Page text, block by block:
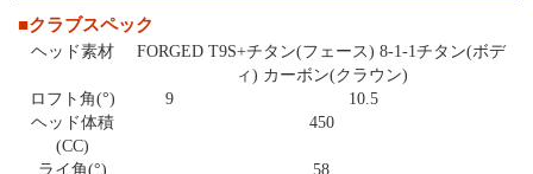
■クラブスペック
ヘッド素材
FORGED T9S+チタン(フェース) 8-1-1チタン(ボデ
ィ) カーボン(クラウン)
ロフト角(°)
9
10.5
ヘッド体積
(CC)
450
ライ角(°)
58